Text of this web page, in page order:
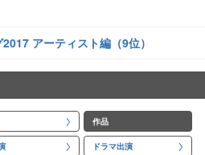
アーティスト編（9位）
作品
ドラマ出演